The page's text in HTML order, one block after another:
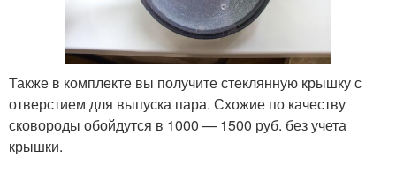
Также в комплекте вы получите стеклянную крышку с
отверстием для выпуска пара. Схожие по качеству
сковороды обойдутся в 1000 — 1500 руб. без учета
крышки.